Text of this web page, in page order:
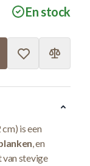
En stock
is een
, en
stevige